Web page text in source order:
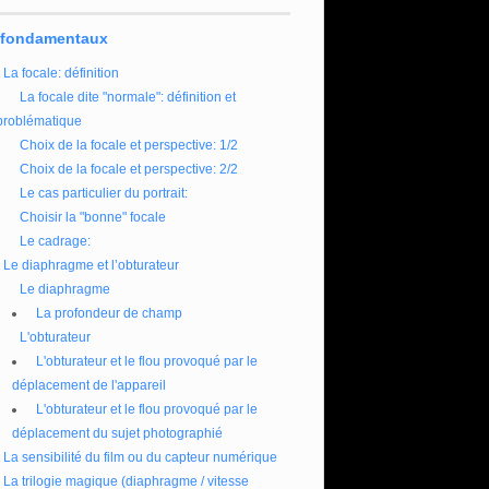
La focale: définition
La focale dite "normale": définition et
Choix de la focale et perspective: 1/2
Choix de la focale et perspective: 2/2
Le cas particulier du portrait:
Choisir la "bonne" focale
Le cadrage:
Le diaphragme et l’obturateur
Le diaphragme
La profondeur de champ
L'obturateur
L'obturateur et le flou provoqué par le
déplacement de l'appareil
L'obturateur et le flou provoqué par le
déplacement du sujet photographié
La sensibilité du film ou du capteur numérique
La trilogie magique (diaphragme / vitesse